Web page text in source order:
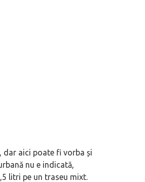
dar aici poate fi vorba și
nu e indicată,
litri pe un traseu mixt.